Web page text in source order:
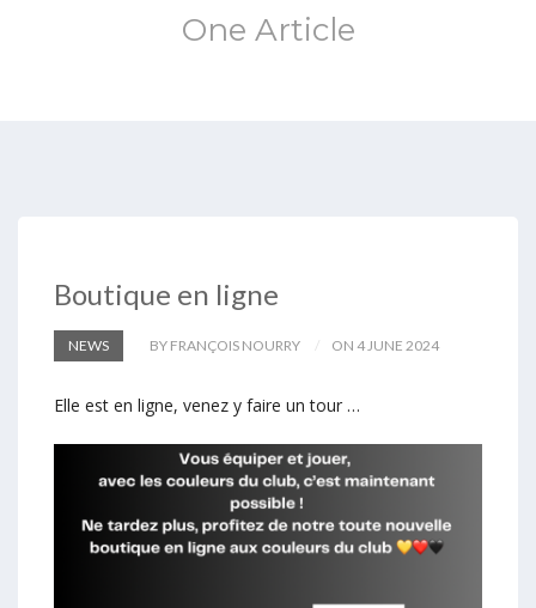
One Article
Boutique en ligne
NEWS BY FRANÇOIS NOURRY ON 4 JUNE 2024
Elle est en ligne, venez y faire un tour …